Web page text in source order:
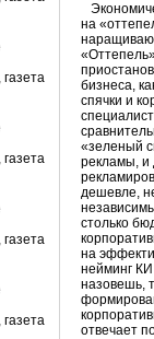
на
бизнеса,
спячки и
«зеленый
рекламы, и
дешевле,
столько
на
нейминг
назовешь,
отвечает